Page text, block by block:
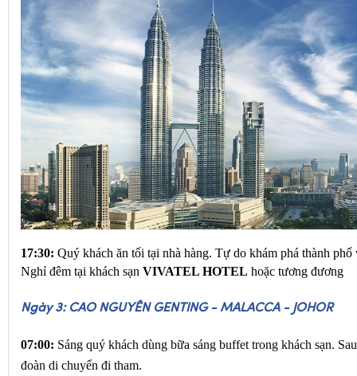
17:30: Quý khách ăn tối tại nhà hàng. Tự do khám phá thành
07:00: Sáng quý khách dùng bữa sáng buffet trong khách sạn.